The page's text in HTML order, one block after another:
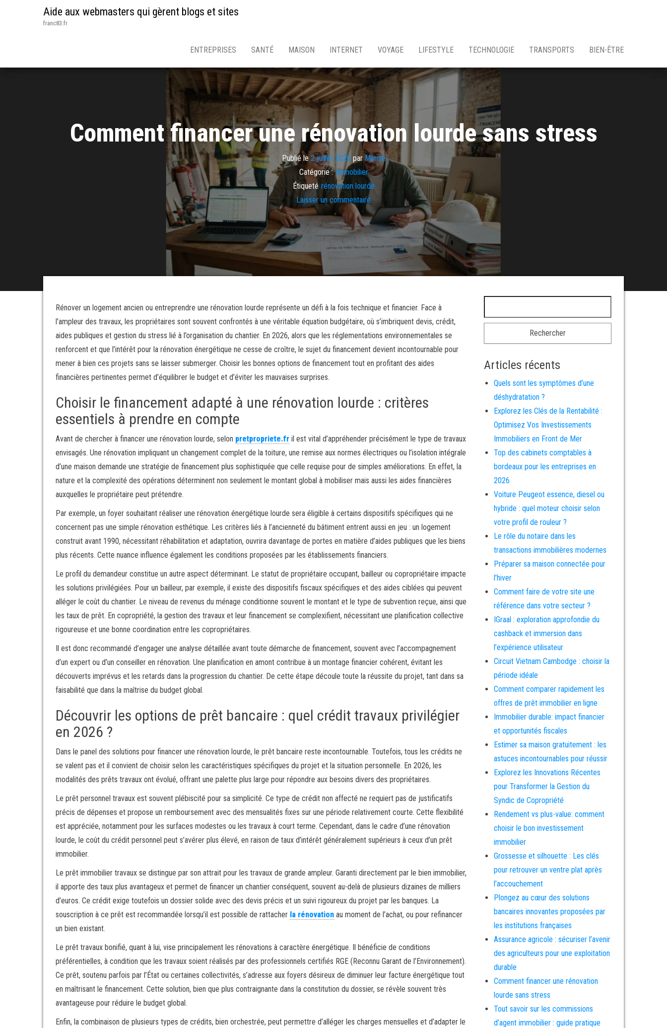
Aide aux webmasters qui gèrent blogs et sites
franc83.fr
ENTREPRISES SANTÉ MAISON INTERNET VOYAGE LIFESTYLE TECHNOLOGIE TRANSPORTS BIEN-ÊTRE
Comment financer une rénovation lourde sans stress
Publié le 2 juillet 2026 par Marise
Catégorie : Immobilier
Étiqueté rénovation lourde
Laisser un commentaire
Rénover un logement ancien ou entreprendre une rénovation lourde représente un défi à la fois technique et financier. Face à
l’ampleur des travaux, les propriétaires sont souvent confrontés à une véritable équation budgétaire, où s’imbriquent devis, crédit,
aides publiques et gestion du stress lié à l’organisation du chantier. En 2026, alors que les réglementations environnementales se
renforcent et que l’intérêt pour la rénovation énergétique ne cesse de croître, le sujet du financement devient incontournable pour
mener à bien ces projets sans se laisser submerger. Choisir les bonnes options de financement tout en profitant des aides
financières pertinentes permet d’équilibrer le budget et d’éviter les mauvaises surprises.
Choisir le financement adapté à une rénovation lourde : critères
essentiels à prendre en compte
Avant de chercher à financer une rénovation lourde, selon pretpropriete.fr il est vital d’appréhender précisément le type de travaux
envisagés. Une rénovation impliquant un changement complet de la toiture, une remise aux normes électriques ou l’isolation intégrale
d’une maison demande une stratégie de financement plus sophistiquée que celle requise pour de simples améliorations. En effet, la
nature et la complexité des opérations déterminent non seulement le montant global à mobiliser mais aussi les aides financières
auxquelles le propriétaire peut prétendre.
Par exemple, un foyer souhaitant réaliser une rénovation énergétique lourde sera éligible à certains dispositifs spécifiques qui ne
concernent pas une simple rénovation esthétique. Les critères liés à l’ancienneté du bâtiment entrent aussi en jeu : un logement
construit avant 1990, nécessitant réhabilitation et adaptation, ouvrira davantage de portes en matière d’aides publiques que les biens
plus récents. Cette nuance influence également les conditions proposées par les établissements financiers.
Le profil du demandeur constitue un autre aspect déterminant. Le statut de propriétaire occupant, bailleur ou copropriétaire impacte
les solutions privilégiées. Pour un bailleur, par exemple, il existe des dispositifs fiscaux spécifiques et des aides ciblées qui peuvent
alléger le coût du chantier. Le niveau de revenus du ménage conditionne souvent le montant et le type de subvention reçue, ainsi que
les taux de prêt. En copropriété, la gestion des travaux et leur financement se complexifient, nécessitant une planification collective
rigoureuse et une bonne coordination entre les copropriétaires.
Il est donc recommandé d’engager une analyse détaillée avant toute démarche de financement, souvent avec l’accompagnement
d’un expert ou d’un conseiller en rénovation. Une planification en amont contribue à un montage financier cohérent, évitant les
découverts imprévus et les retards dans la progression du chantier. De cette étape découle toute la réussite du projet, tant dans sa
faisabilité que dans la maîtrise du budget global.
Découvrir les options de prêt bancaire : quel crédit travaux privilégier
en 2026 ?
Dans le panel des solutions pour financer une rénovation lourde, le prêt bancaire reste incontournable. Toutefois, tous les crédits ne
se valent pas et il convient de choisir selon les caractéristiques spécifiques du projet et la situation personnelle. En 2026, les
modalités des prêts travaux ont évolué, offrant une palette plus large pour répondre aux besoins divers des propriétaires.
Le prêt personnel travaux est souvent plébiscité pour sa simplicité. Ce type de crédit non affecté ne requiert pas de justificatifs
précis de dépenses et propose un remboursement avec des mensualités fixes sur une période relativement courte. Cette flexibilité
est appréciée, notamment pour les surfaces modestes ou les travaux à court terme. Cependant, dans le cadre d’une rénovation
lourde, le coût du crédit personnel peut s’avérer plus élevé, en raison de taux d’intérêt généralement supérieurs à ceux d’un prêt
immobilier.
Le prêt immobilier travaux se distingue par son attrait pour les travaux de grande ampleur. Garanti directement par le bien immobilier,
il apporte des taux plus avantageux et permet de financer un chantier conséquent, souvent au-delà de plusieurs dizaines de milliers
d’euros. Ce crédit exige toutefois un dossier solide avec des devis précis et un suivi rigoureux du projet par les banques. La
souscription à ce prêt est recommandée lorsqu’il est possible de rattacher la rénovation au moment de l’achat, ou pour refinancer
un bien existant.
Le prêt travaux bonifié, quant à lui, vise principalement les rénovations à caractère énergétique. Il bénéficie de conditions
préférentielles, à condition que les travaux soient réalisés par des professionnels certifiés RGE (Reconnu Garant de l’Environnement).
Ce prêt, soutenu parfois par l’État ou certaines collectivités, s’adresse aux foyers désireux de diminuer leur facture énergétique tout
en maîtrisant le financement. Cette solution, bien que plus contraignante dans la constitution du dossier, se révèle souvent très
avantageuse pour réduire le budget global.
Enfin, la combinaison de plusieurs types de crédits, bien orchestrée, peut permettre d’alléger les charges mensuelles et d’adapter le
Articles récents
Quels sont les symptômes d’une
déshydratation ?
Explorez les Clés de la Rentabilité :
Optimisez Vos Investissements
Immobiliers en Front de Mer
Top des cabinets comptables à
bordeaux pour les entreprises en
2026
Voiture Peugeot essence, diesel ou
hybride : quel moteur choisir selon
votre profil de rouleur ?
Le rôle du notaire dans les
transactions immobilières modernes
Préparer sa maison connectée pour
l’hiver
Comment faire de votre site une
référence dans votre secteur ?
IGraal : exploration approfondie du
cashback et immersion dans
l’expérience utilisateur
Circuit Vietnam Cambodge : choisir la
période idéale
Comment comparer rapidement les
offres de prêt immobilier en ligne
Immobilier durable: impact financier
et opportunités fiscales
Estimer sa maison gratuitement : les
astuces incontournables pour réussir
Explorez les Innovations Récentes
pour Transformer la Gestion du
Syndic de Copropriété
Rendement vs plus-value: comment
choisir le bon investissement
immobilier
Grossesse et silhouette : Les clés
pour retrouver un ventre plat après
l’accouchement
Plongez au cœur des solutions
bancaires innovantes proposées par
les institutions françaises
Assurance agricole : sécuriser l’avenir
des agriculteurs pour une exploitation
durable
Comment financer une rénovation
lourde sans stress
Tout savoir sur les commissions
d’agent immobilier : guide pratique